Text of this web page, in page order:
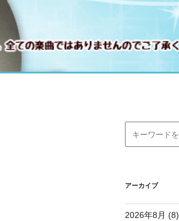
アーカイブ
2026年8月 (8)